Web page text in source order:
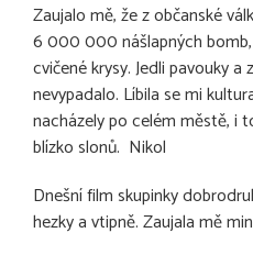
Zaujalo mě, že z občanské
6 000 000 nášlapných
cvičené krysy. Jedli pavouky
nevypadalo. Líbila se mi
nacházely po celém městě, i
blízko slonů. Nikol
Dnešní film skupinky
hezky a vtipně. Zaujala mě